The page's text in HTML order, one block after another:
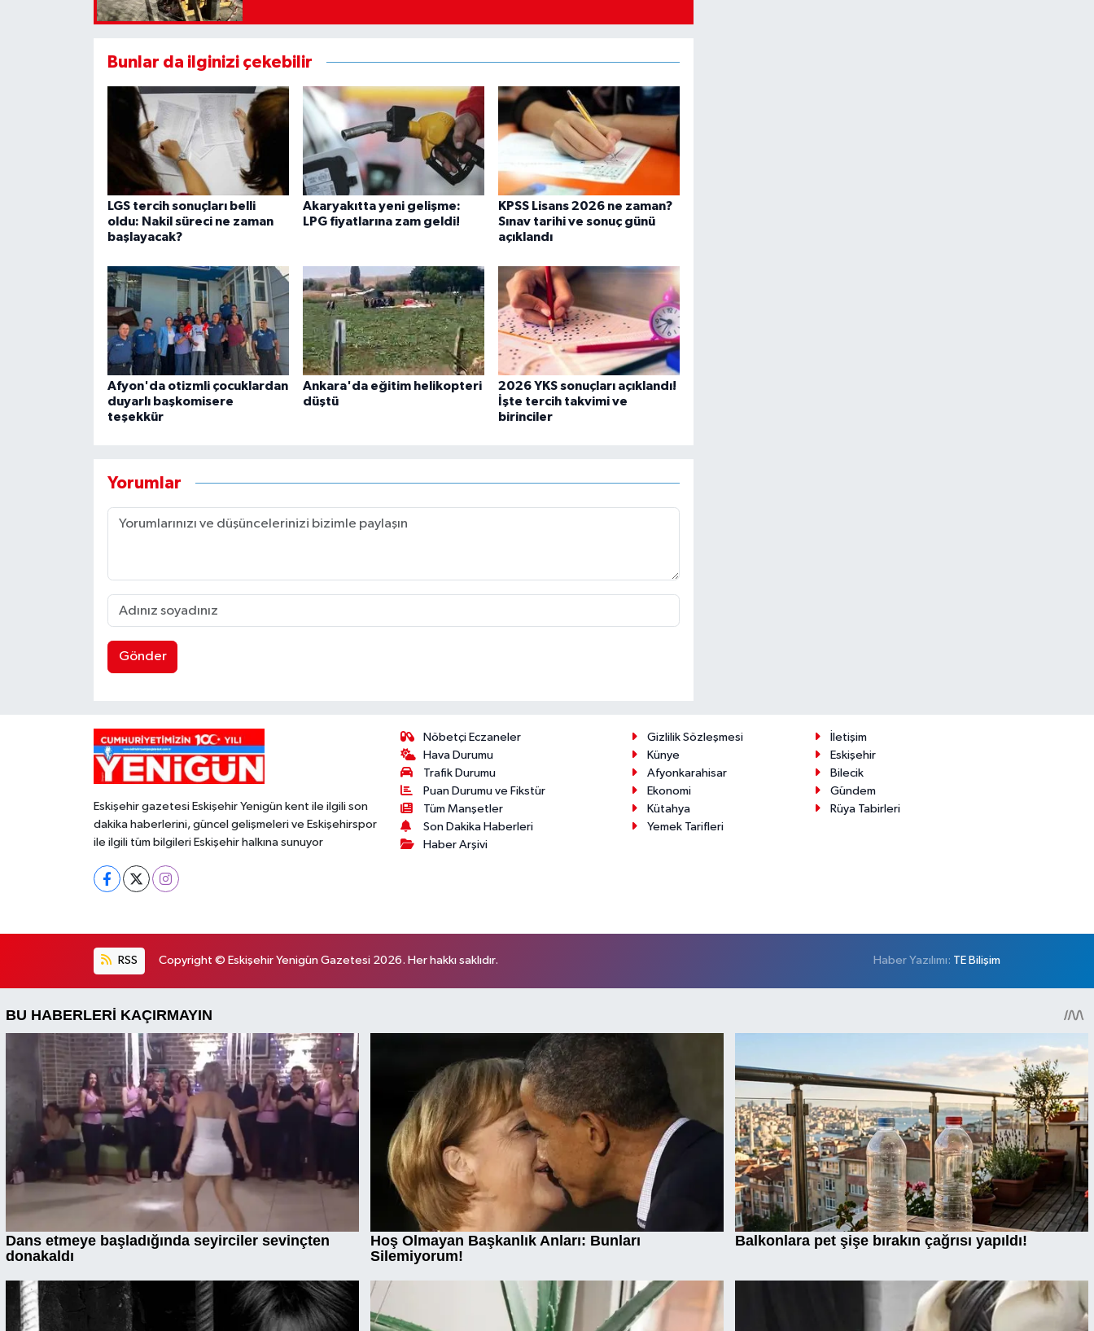
Bunlar da ilginizi çekebilir
LGS tercih sonuçları belli
oldu: Nakil süreci ne zaman
başlayacak?
Akaryakıtta yeni gelişme:
LPG fiyatlarına zam geldi!
KPSS Lisans 2026 ne zaman?
Sınav tarihi ve sonuç günü
açıklandı
Afyon'da otizmli çocuklardan
duyarlı başkomisere
teşekkür
Ankara'da eğitim helikopteri
düştü
2026 YKS sonuçları açıklandı!
İşte tercih takvimi ve
birinciler
Yorumlar
Gönder
Eskişehir gazetesi Eskişehir Yenigün kent ile ilgili son
dakika haberlerini, güncel gelişmeleri ve Eskişehirspor
ile ilgili tüm bilgileri Eskişehir halkına sunuyor
Nöbetçi Eczaneler
Hava Durumu
Trafik Durumu
Puan Durumu ve Fikstür
Tüm Manşetler
Son Dakika Haberleri
Haber Arşivi
Gizlilik Sözleşmesi
İletişim
Künye
Eskişehir
Afyonkarahisar
Bilecik
Ekonomi
Gündem
Kütahya
Rüya Tabirleri
Yemek Tarifleri
RSS Copyright © Eskişehir Yenigün Gazetesi 2026. Her hakkı saklıdır. Haber Yazılımı: TE Bilişim